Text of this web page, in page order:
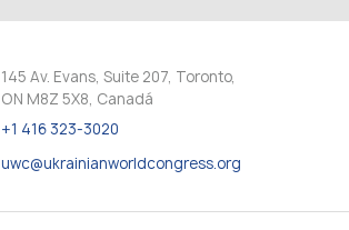
145 Av. Evans, Suite 207, Toronto,
ON M8Z 5X8, Canadá
+1 416 323-3020
uwc@ukrainianworldcongress.org